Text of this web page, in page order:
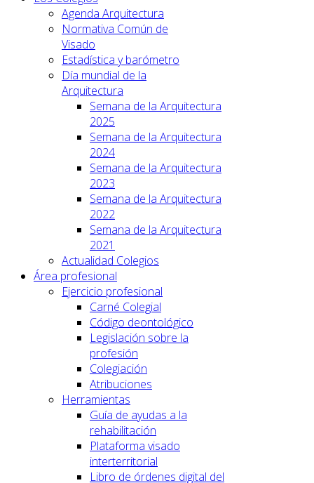
Agenda Arquitectura
Normativa Común de
Visado
Estadística y barómetro
Día mundial de la
Arquitectura
Semana de la Arquitectura
2025
Semana de la Arquitectura
2024
Semana de la Arquitectura
2023
Semana de la Arquitectura
2022
Semana de la Arquitectura
2021
Actualidad Colegios
Área profesional
Ejercicio profesional
Carné Colegial
Código deontológico
Legislación sobre la
profesión
Colegiación
Atribuciones
Herramientas
Guía de ayudas a la
rehabilitación
Plataforma visado
interterritorial
Libro de órdenes digital del